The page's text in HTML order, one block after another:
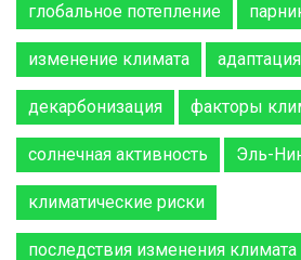
глобальное потепление
изменение климата
декарбонизация факторы
солнечная активность Эль-
климатические риски
последствия изменения климата